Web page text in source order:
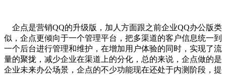
企点是营销QQ的升级版，加人方面跟之前企业QQ办公版类
似，企点更倾向于一个管理平台，把多渠道的客户信息统一到
一个后台进行管理和维护，在增加用户体验的同时，实现了流
量的聚拢，减少企业在渠道上的分化，总的来说，企点做的是
企业未来办公场景，企点的不少功能现在还处于内测阶段，提